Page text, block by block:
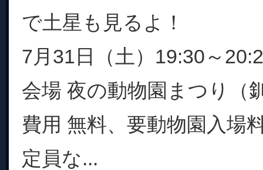
で土星も見るよ！
7月31日（土）19:30～
会場 夜の動物園まつり（
費用 無料、要動物園入場
定員な...